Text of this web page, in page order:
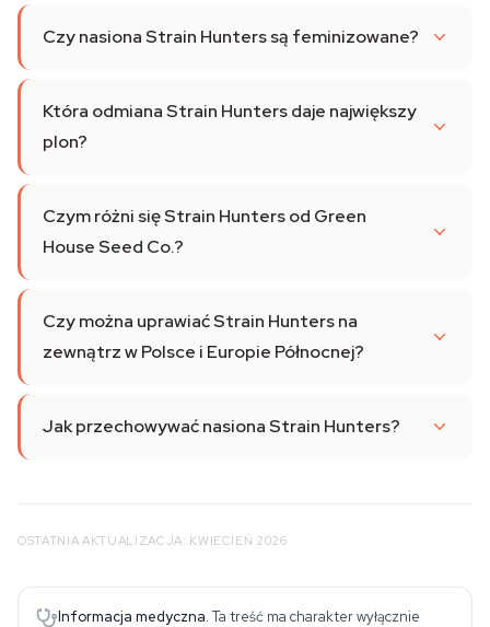
Czy nasiona Strain Hunters są feminizowane?
Która odmiana Strain Hunters daje największy
plon?
Czym różni się Strain Hunters od Green
House Seed Co.?
Czy można uprawiać Strain Hunters na
zewnątrz w Polsce i Europie Północnej?
Jak przechowywać nasiona Strain Hunters?
OSTATNIA AKTUALIZACJA: KWIECIEŃ 2026
Informacja medyczna. Ta treść ma charakter wyłącznie